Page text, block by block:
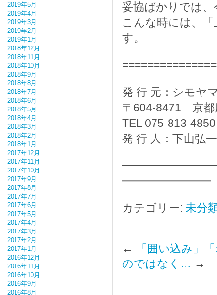
妥協ばかりでは
こんな時には、
す。
発 行 元：シモヤ
〒604-8471 京都
TEL 075-813-4850
発 行 人：下山弘一
━━━━━━━━━
━━━━━━━━
カテゴリー: 未分
←
「囲い込み」
のではなく… →
2019年5月
2019年4月
2019年3月
2019年2月
2019年1月
2018年12月
2018年11月
2018年10月
2018年9月
2018年8月
2018年7月
2018年6月
2018年5月
2018年4月
2018年3月
2018年2月
2018年1月
2017年12月
2017年11月
2017年10月
2017年9月
2017年8月
2017年7月
2017年6月
2017年5月
2017年4月
2017年3月
2017年2月
2017年1月
2016年12月
2016年11月
2016年10月
2016年9月
2016年8月